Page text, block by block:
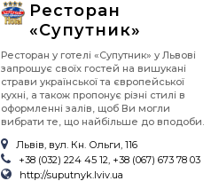
Ресторан
«Супутник»
Ресторан у готелі «Супутник» у Львові
запрошує своїх гостей на вишукані
страви української та європейської
кухні, а також пропонує різні стилі в
оформленні залів, щоб Ви могли
вибрати те, що найбільше до вподоби.
Львів, вул. Кн. Ольги, 116
+38 (032) 224 45 12, +38 (067) 673 78 03
http://suputnyk.lviv.ua